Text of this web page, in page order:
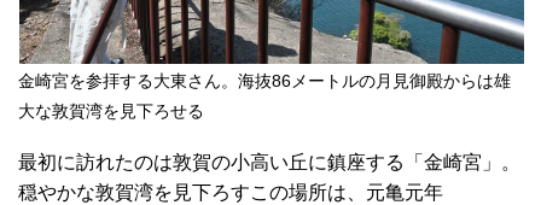
金崎宮を参拝する大東さん。海抜86メートルの月見御殿からは雄
大な敦賀湾を見下ろせる
最初に訪れたのは敦賀の小高い丘に鎮座する「金崎宮」。
穏やかな敦賀湾を見下ろすこの場所は、元亀元年